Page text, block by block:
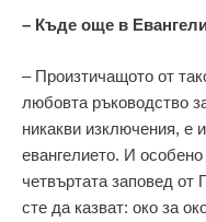
– Къде още в
– Произтичащото от
любовта ръководство
никакви изключения, е
евангелието. И
четвъртата заповед
сте да казват: око за